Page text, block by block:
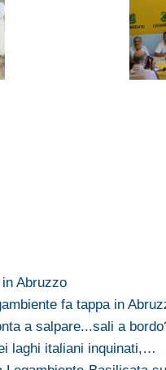
Abruzzo
fa tappa in
a salpare...sali a
laghi italiani inquinati,…